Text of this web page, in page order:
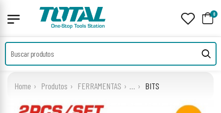
0
Home Produtos FERRAMENTAS ... BITS